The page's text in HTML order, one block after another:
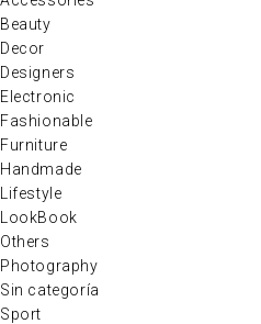
Beauty
Decor
Designers
Electronic
Fashionable
Furniture
Handmade
Lifestyle
LookBook
Others
Photography
Sin categoría
Sport